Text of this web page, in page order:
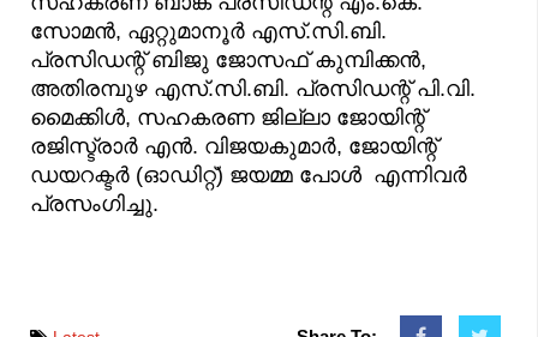
സോമൻ, ഏറ്റുമാനൂർ എസ്.സി.ബി.
പ്രസിഡന്റ് ബിജു ജോസഫ് കുമ്പിക്കൻ,
അതിരമ്പുഴ എസ്.സി.ബി. പ്രസിഡന്റ് പി.വി.
മൈക്കിൾ, സഹകരണ ജില്ലാ ജോയിന്റ്
രജിസ്ട്രാർ എൻ. വിജയകുമാർ, ജോയിന്റ്
ഡയറക്ടർ (ഓഡിറ്റ്) ജയമ്മ പോൾ എന്നിവർ
പ്രസംഗിച്ചു.